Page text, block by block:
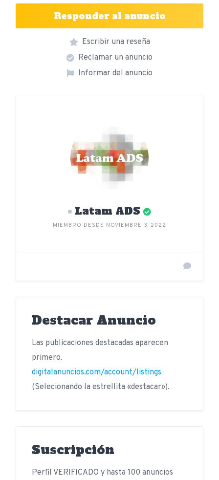
Responder al anuncio
Escribir una reseña
Reclamar un anuncio
Informar del anuncio
Latam ADS
MIEMBRO DESDE NOVIEMBRE 3, 2022
Destacar Anuncio
Las publicaciones destacadas aparecen
primero.
digitalanuncios.com/account/listings
(Selecionando la estrellita «destacar»).
Suscripción
Perfil VERIFICADO y hasta 100 anuncios